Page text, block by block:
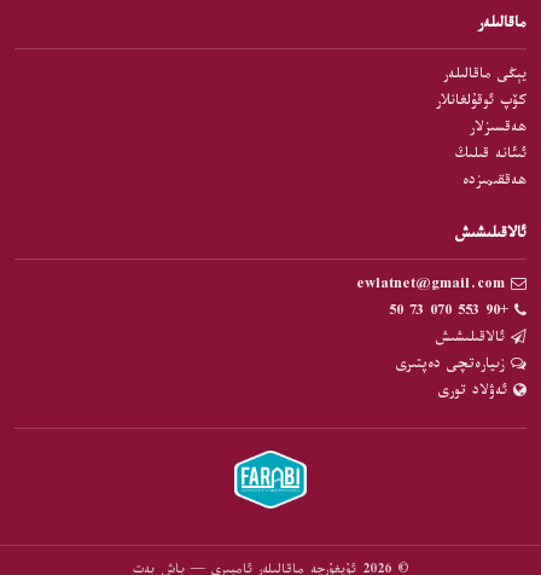
ماقالىلەر
يېڭى ماقالىلەر
كۆپ ئوقۇلغانلار
ھەقسىزلار
ئىئانە قىلىڭ
ھەققىمىزدە
ئالاقىلىشىش
+90 553 070 73 50
ئالاقىلىشىش
زىيارەتچى دەپتىرى
ئەۋلاد تورى